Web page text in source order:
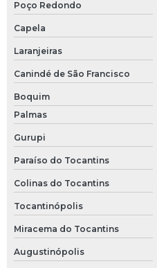
Poço Redondo
Capela
Laranjeiras
Canindé de São Francisco
Boquim
Palmas
Gurupi
Paraíso do Tocantins
Colinas do Tocantins
Tocantinópolis
Miracema do Tocantins
Augustinópolis